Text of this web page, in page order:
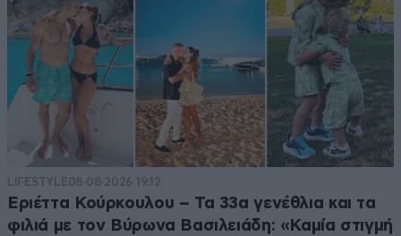
LIFESTYLE08·08·2026 19:12
Εριέττα Κούρκουλου – Τα 33α γενέθλια και τα
φιλιά με τον Βύρωνα Βασιλειάδη: «Καμία στιγμή